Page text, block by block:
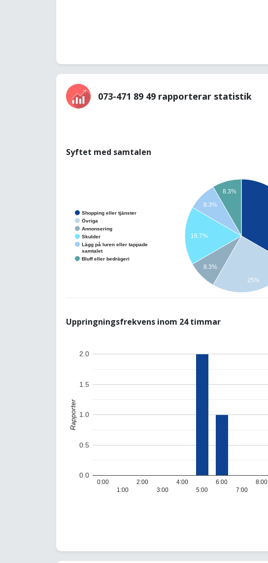
073-471 89 49 rapporterar statistik
Syftet med samtalen
Shopping eller tjänster
Övriga
Annonsering
Skulder
Lägg på luren eller tappade
samtalet
Bluff eller bedrägeri
8.3%
8.3%
16.7%
8.3%
25%
Uppringningsfrekvens inom 24 timmar
0:00
1:00
2:00
3:00
4:00
5:00
6:00
7:00
8:00
0.0
0.5
1.0
1.5
2.0
Rapporter